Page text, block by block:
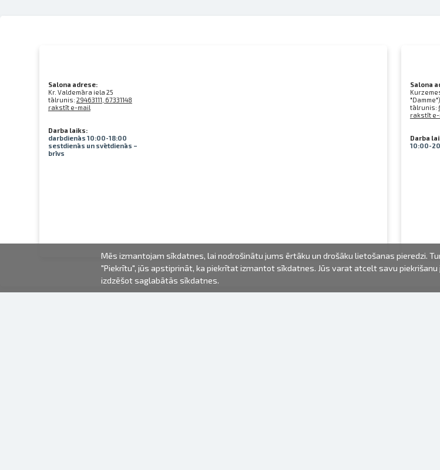
Salona adrese:
Kr. Valdemāra iela 25
tālrunis: 29463111, 67331148
rakstīt e-mail
Darba laiks:
darbdienās 10:00-18:00
sestdienās un svētdienās –
brīvs
Salona
"Damme")
tālrunis:
rakstīt e-
Darba
10:00-
Mēs izmantojam sīkdatnes, lai nodrošinātu jums ērtāku un drošāku lietošanas pieredzi.
"Piekrītu", jūs apstiprināt, ka piekrītat izmantot sīkdatnes. Jūs varat atcelt savu
izdzēšot saglabātās sīkdatnes.